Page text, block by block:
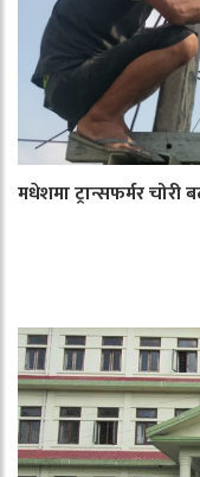
मधेशमा ट्रान्सफर्मर चोरी